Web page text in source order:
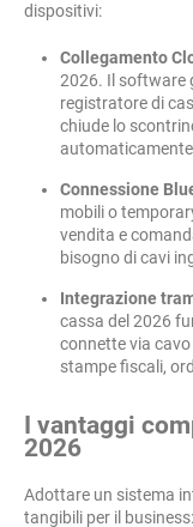
dispositivi:
Collegamento
2026. Il software
registratore di
chiude lo
Connessione
mobili o
vendita e
bisogno di cavi
Integrazione
cassa del 2026
connette via
stampe fiscali,
I vantaggi
2026
Adottare un sistema
tangibili per il business: